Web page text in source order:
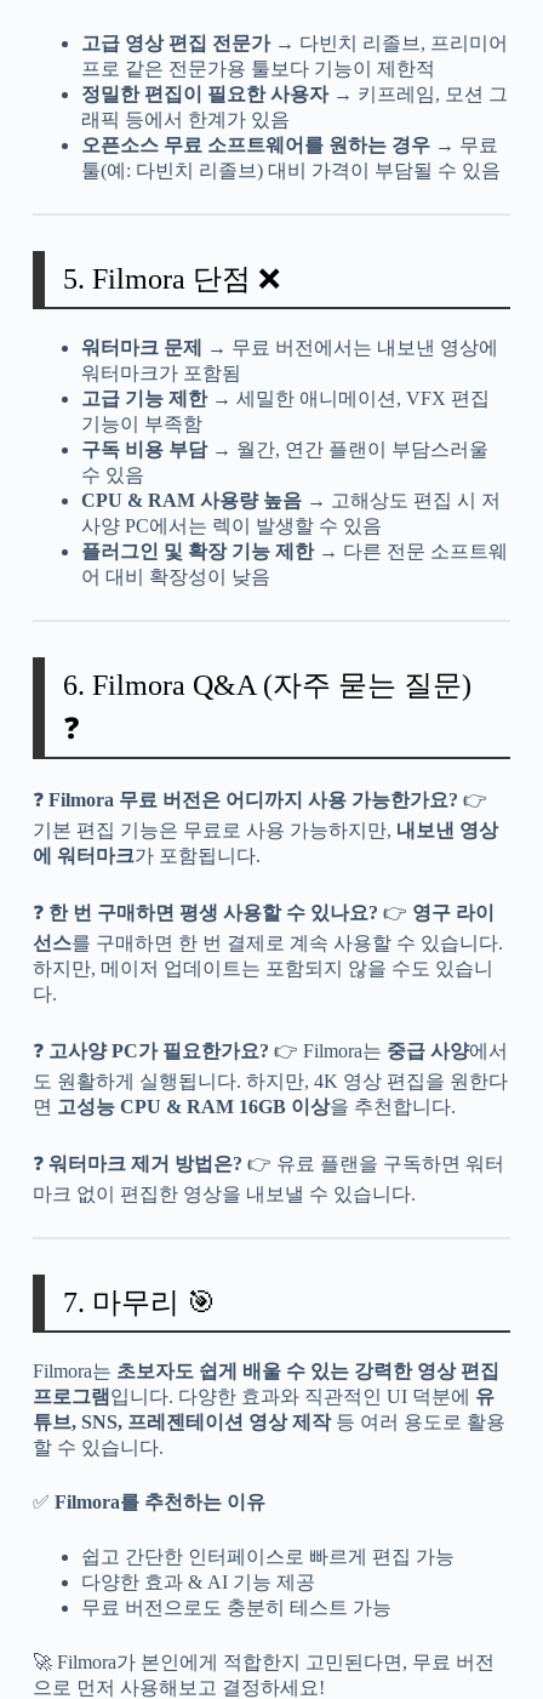
고급 영상 편집 전문가→ 다빈치 리졸브, 프리미어
프로 같은 전문가용 툴보다 기능이 제한적
정밀한 편집이 필요한 사용자→ 키프레임, 모션 그
래픽 등에서 한계가 있음
오픈소스 무료 소프트웨어를 원하는 경우→ 무료
툴(예: 다빈치 리졸브) 대비 가격이 부담될 수 있음
5. Filmora 단점 ❌
워터마크 문제
→ 무료 버전에서는 내보낸 영상에
워터마크가 포함됨
고급 기능 제한→ 세밀한 애니메이션, VFX 편집
기능이 부족함
구독 비용 부담→ 월간, 연간 플랜이 부담스러울
수 있음
CPU & RAM 사용량 높음→ 고해상도 편집 시 저
사양 PC에서는 렉이 발생할 수 있음
플러그인 및 확장 기능 제한→ 다른 전문 소프트웨
어 대비 확장성이 낮음
6. Filmora Q&A (자주 묻는 질문)
❓
❓ Filmora 무료 버전은 어디까지 사용 가능한가요? 👉
기본 편집 기능은 무료로 사용 가능하지만, 내보낸 영상
에 워터마크가 포함됩니다.
❓ 한 번 구매하면 평생 사용할 수 있나요? 👉 영구 라이
선스를 구매하면 한 번 결제로 계속 사용할 수 있습니다.
하지만, 메이저 업데이트는 포함되지 않을 수도 있습니
다.
❓ 고사양 PC가 필요한가요? 👉 Filmora는 중급 사양에서
도 원활하게 실행됩니다. 하지만, 4K 영상 편집을 원한다
면 고성능 CPU & RAM 16GB 이상을 추천합니다.
❓ 워터마크 제거 방법은? 👉 유료 플랜을 구독하면 워터
마크 없이 편집한 영상을 내보낼 수 있습니다.
7. 마무리 🎯
Filmora는 초보자도 쉽게 배울 수 있는 강력한 영상 편집
프로그램 입니다. 다양한 효과와 직관적인 UI 덕분에 유
튜브, SNS, 프레젠테이션 영상 제작등 여러 용도로 활용
할 수 있습니다.
✅ Filmora를 추천하는 이유
쉽고 간단한 인터페이스로 빠르게 편집 가능
다양한 효과 & AI 기능 제공
무료 버전으로도 충분히 테스트 가능
🚀 Filmora가 본인에게 적합한지 고민된다면, 무료 버전
으로 먼저 사용해보고 결정하세요!